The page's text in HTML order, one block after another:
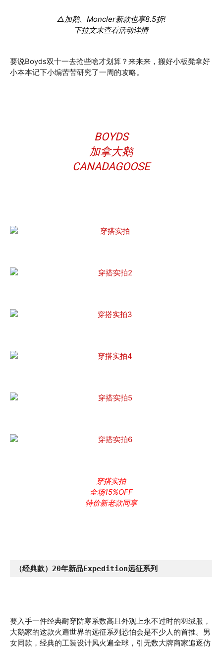
△加鹅、Moncler新款也享8.5折!
下拉文末查看活动详情
要说Boyds双十一去抢些啥才划算？来来来，搬好小板凳拿好
小本本记下小编苦苦研究了一周的攻略。
BOYDS
加拿大鹅
CANADAGOOSE
穿搭实拍
全场15%OFF
特价新老款同享
（经典款）20年新品Expedition远征系列
要入手一件经典耐穿防寒系数高且外观上永不过时的羽绒服，
大鹅家的这款火遍世界的远征系列恐怕会是不少人的首推。男
女同款，经典的工装设计风火遍全球，引无数大牌商家追逐仿